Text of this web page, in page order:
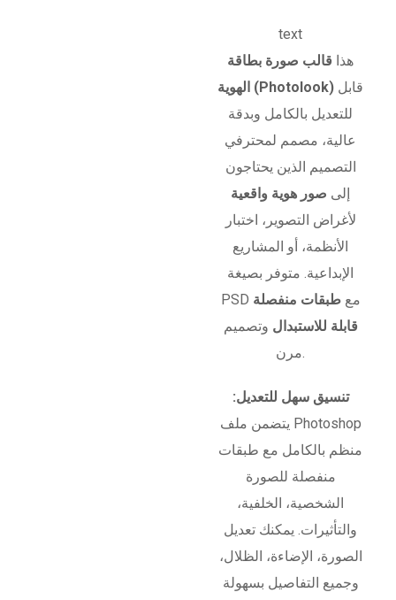
text
هذا قالب صورة بطاقة
الهوية (Photolook)
للتعديل بالكامل وبدقة
عالية، مصمم لمحترفي
التصميم الذين يحتاجون
إلى صور هوية واقعية
لأغراض التصوير، اختبار
الأنظمة، أو المشاريع
الإبداعية. متوفر بصيغة
PSD معطبقات منفصلة
قابلة للاستبدال وتصميم
مرن.
تنسيق سهل للتعديل:
يتضمن ملف Photoshop
منظم بالكامل مع طبقات
منفصلة للصورة
الشخصية، الخلفية،
والتأثيرات. يمكنك تعديل
الصورة، الإضاءة، الظلال،
وجميع التفاصيل بسهولة